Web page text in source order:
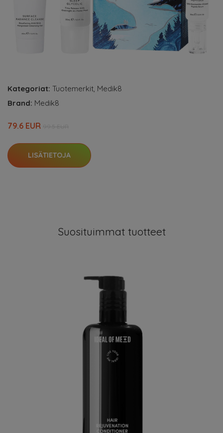
Kategoriat: Tuotemerkit, Medik8
Brand: Medik8
79.6 EUR
LISÄTIETOJA
Suosituimmat tuotteet